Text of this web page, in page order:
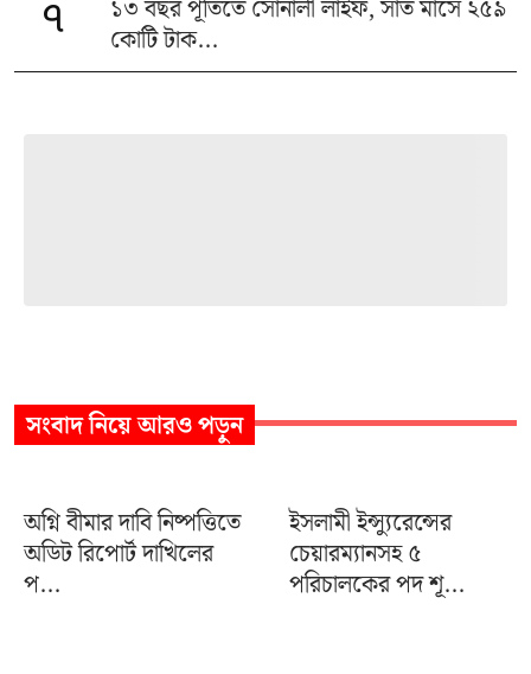
৭
১৩ বছর পূর্তিতে সোনালী লাইফ, সাত মাসে ২৫৯
কোটি টাক...
সংবাদনিয়ে আরও পড়ুন
অগ্নি বীমার দাবি নিষ্পত্তিতে
অডিট রিপোর্ট দাখিলের
প...
ইসলামী ইন্স্যুরেন্সের
চেয়ারম্যানসহ ৫
পরিচালকের পদ শূ...